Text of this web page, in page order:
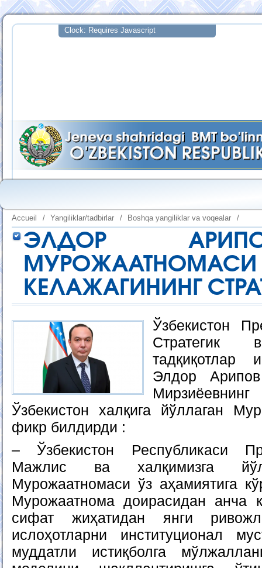
Accueil / Yangiliklar/tadbirlar / Boshqa yangiliklar va voqealar /
ЭЛДОР
КЕЛАЖАГИНИНГ
Ўзбекистон
Стратегик
тадқиқотлар
Элдор
Ўзбекистон халқига йўллаган
фикр билдирди :
– Ўзбекистон Республикаси
Мажлис ва халқимизга
Мурожаатномаси ўз аҳамиятига
Мурожаатнома доирасидан анча
сифат жиҳатидан янги
ислоҳотларни институционал
муддатли истиқболга